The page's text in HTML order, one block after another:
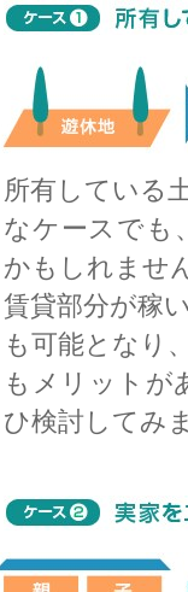
所有している
なケースでも
かもしれませ
賃貸部分が稼
も可能となり
もメリットが
ひ検討してみ